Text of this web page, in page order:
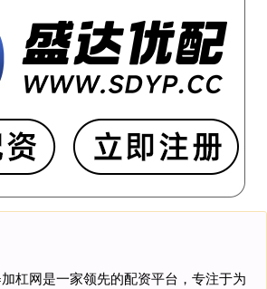
杠网是一家领先的配资平台，专注于为